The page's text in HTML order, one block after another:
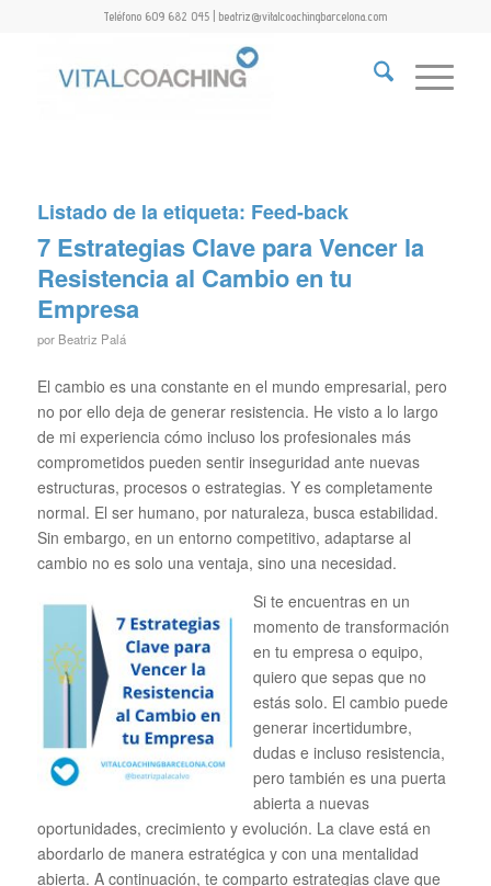
Teléfono 609 682 045 | beatriz@vitalcoachingbarcelona.com
Listado de la etiqueta: Feed-back
7 Estrategias Clave para Vencer la
Resistencia al Cambio en tu
Empresa
por Beatriz Palá
El cambio es una constante en el mundo empresarial, pero
no por ello deja de generar resistencia. He visto a lo largo
de mi experiencia cómo incluso los profesionales más
comprometidos pueden sentir inseguridad ante nuevas
estructuras, procesos o estrategias. Y es completamente
normal. El ser humano, por naturaleza, busca estabilidad.
Sin embargo, en un entorno competitivo, adaptarse al
cambio no es solo una ventaja, sino una necesidad.
Si te encuentras en un
momento de transformación
en tu empresa o equipo,
quiero que sepas que no
estás solo. El cambio puede
generar incertidumbre,
dudas e incluso resistencia,
pero también es una puerta
abierta a nuevas
oportunidades, crecimiento y evolución. La clave está en
abordarlo de manera estratégica y con una mentalidad
abierta. A continuación, te comparto estrategias clave que